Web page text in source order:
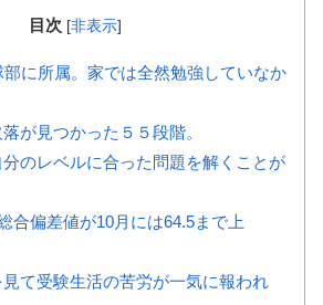
目次 [非表示]
に所属。家では全然勉強していなか
が見つかった５５段階。
のレベルに合った問題を解くことが
合偏差値が10月には64.5まで上
見て受験生活の苦労が一気に報われ